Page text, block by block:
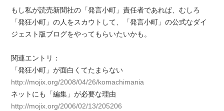
もし私が読売新聞社の「発言小町」責任者であれば、むしろ
「発狂小町」の人をスカウトして、「発言小町」の公式なダイ
ジェスト版ブログをやってもらいたいかも。
関連エントリ：
「発狂小町」が面白くてたまらない
http://mojix.org/2008/04/26/komachimania
ネットにも「編集」が必要な理由
http://mojix.org/2006/02/13/205206